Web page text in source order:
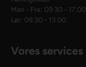
Man - Fre: 09.30 - 17.00
Lør: 09.30 - 13.00
Vores services